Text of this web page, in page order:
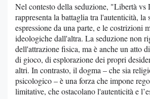
Nel contesto della seduzione, "Libertà vs
rappresenta la battaglia tra l'autenticità, la
espressione da una parte, e le costrizioni
ideologiche dall'altra. La seduzione non
dell'attrazione fisica, ma è anche un atto
di gioco, di esplorazione dei propri
altri. In contrasto, il dogma – che sia
psicologico – è una forza che impone
limitative, che ostacolano l'autenticità e